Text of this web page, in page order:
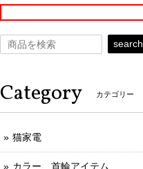
search
Category カテゴリー
猫家電
カラー、首輪アイテム